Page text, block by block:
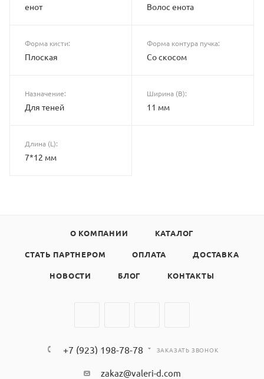
енот Волос енота
Форма кисти:
Плоская
Форма контура пучка:
Со скосом
Назначение:
Для теней
Ширина (B):
11 мм
Длина (L):
7*12 мм
О КОМПАНИИ КАТАЛОГ
СТАТЬ ПАРТНЕРОМ ОПЛАТА ДОСТАВКА
НОВОСТИ БЛОГ КОНТАКТЫ
+7 (923) 198-78-78 ЗАКАЗАТЬ ЗВОНОК
zakaz@valeri-d.com